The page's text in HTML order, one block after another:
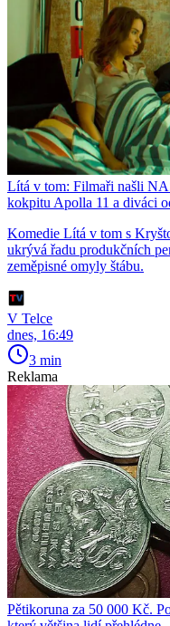
Lítá v tom: Filmaři našli
kokpitu Apolla 11 a diváci
Komedie Lítá v tom s
ukrývá řadu produkčních
zeměpisné omyly štábu.
V Telce
dnes, 16:49
3 min
Reklama
Pětikoruna za 50 000 Kč.